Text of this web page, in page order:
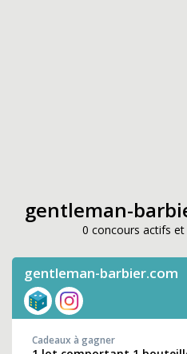
gentleman-
0 concours actifs
gentleman-barbier.com
Cadeaux à gagner